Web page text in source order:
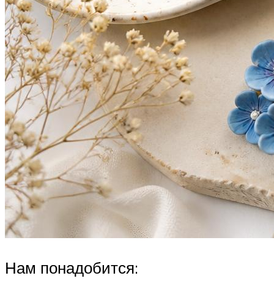
Нам понадобится: